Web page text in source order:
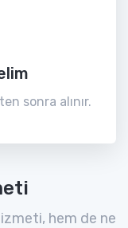
sonra alınır.
hem de ne